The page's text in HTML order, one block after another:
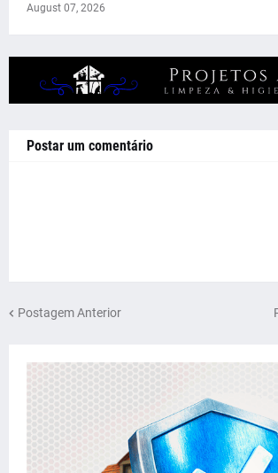
August 07, 2026
Postar um comentário
Postagem Anterior